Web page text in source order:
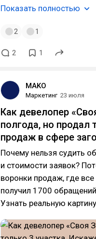
Показать полностью
2 1
2 1
MAKO
Маркетинг 23 июля
Как девелопер
полгода, но продал
продаж в сфере
Почему нельзя судить
и стоимости заявок?
воронки продаж, где
получил 1700
Узнать реальную